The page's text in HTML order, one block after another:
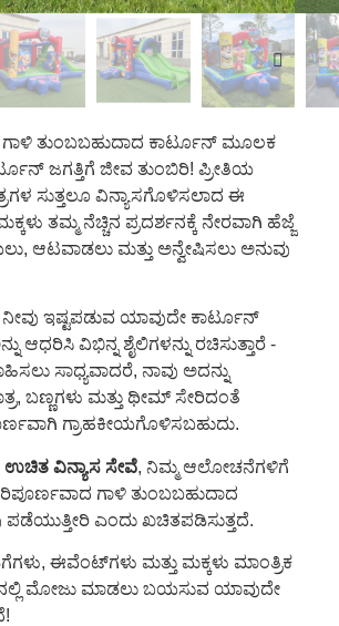
ತುಂಬಬಹುದಾದ ಕಾರ್ಟೂನ್ ಮೂಲಕ
ಜಗತ್ತಿಗೆ ಜೀವ ತುಂಬಿರಿ! ಪ್ರೀತಿಯ
ಸುತ್ತಲೂ ವಿನ್ಯಾಸಗೊಳಿಸಲಾದ ಈ
ತಮ್ಮ ನೆಚ್ಚಿನ ಪ್ರದರ್ಶನಕ್ಕೆ ನೇರವಾಗಿ ಹೆಜ್ಜೆ
ಆಟವಾಡಲು ಮತ್ತು ಅನ್ವೇಷಿಸಲು ಅನುವು
ನೀವು ಇಷ್ಟಪಡುವ ಯಾವುದೇ ಕಾರ್ಟೂನ್
ಆಧರಿಸಿ ವಿಭಿನ್ನ ಶೈಲಿಗಳನ್ನು ರಚಿಸುತ್ತಾರೆ -
ಸಾಧ್ಯವಾದರೆ, ನಾವು ಅದನ್ನು
ಬಣ್ಣಗಳು ಮತ್ತು ಥೀಮ್ ಸೇರಿದಂತೆ
ಗ್ರಾಹಕೀಯಗೊಳಿಸಬಹುದು.
ಉಚಿತ ವಿನ್ಯಾಸ ಸೇವೆ, ನಿಮ್ಮ ಆಲೋಚನೆಗಳಿಗೆ
ಗಾಳಿ ತುಂಬಬಹುದಾದ
ಪಡೆಯುತ್ತೀರಿ ಎಂದು ಖಚಿತಪಡಿಸುತ್ತದೆ.
ಈವೆಂಟ್‌ಗಳು ಮತ್ತು ಮಕ್ಕಳು ಮಾಂತ್ರಿಕ
ಮೋಜು ಮಾಡಲು ಬಯಸುವ ಯಾವುದೇ